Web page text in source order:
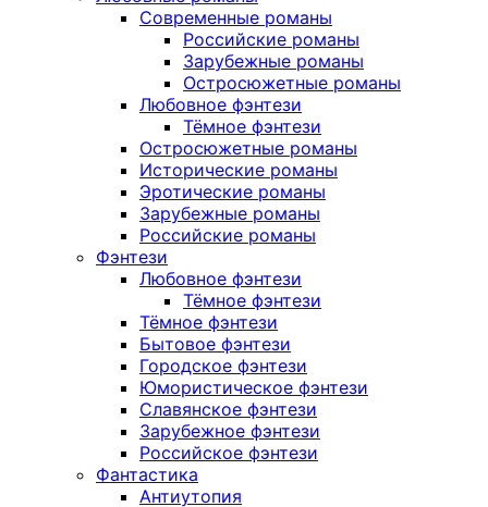
Современные романы
Российские романы
Зарубежные романы
Остросюжетные романы
Любовное фэнтези
Тёмное фэнтези
Остросюжетные романы
Исторические романы
Эротические романы
Зарубежные романы
Российские романы
Фэнтези
Любовное фэнтези
Тёмное фэнтези
Тёмное фэнтези
Бытовое фэнтези
Городское фэнтези
Юмористическое фэнтези
Славянское фэнтези
Зарубежное фэнтези
Российское фэнтези
Фантастика
Антиутопия